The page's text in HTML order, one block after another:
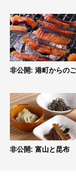
非公開: 港町からの
非公開: 富山と昆布